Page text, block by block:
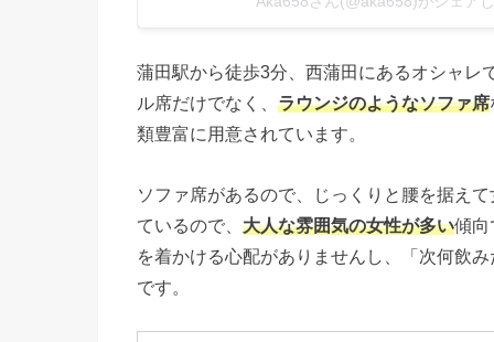
蒲田駅から徒歩3分、西蒲田にあるオシャレ
ル席だけでなく、 ラウンジのようなソファ席
類豊富に用意されています。
ソファ席があるので、じっくりと腰を据え
ているので、 大人な雰囲気の女性が多い傾向
を着かける心配がありませんし、「次何飲
です。